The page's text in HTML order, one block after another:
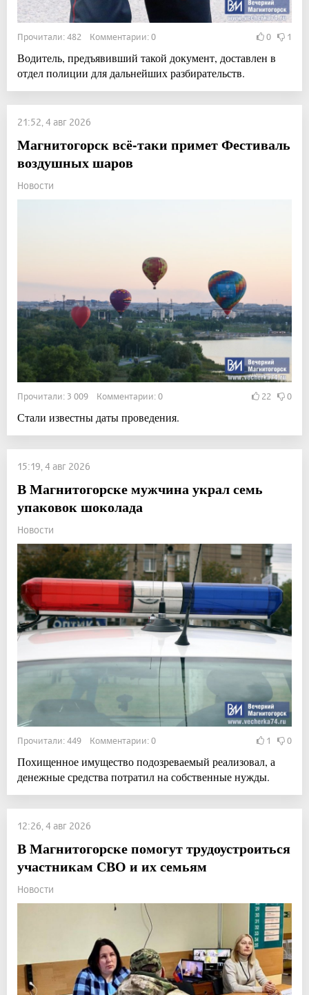
Прочитали: 482 Комментарии: 0 0 1
Водитель, предъявивший такой документ, доставлен в
отдел полиции для дальнейших разбирательств.
21:52, 4 авг 2026
Магнитогорск всё-таки примет Фестиваль
воздушных шаров
Новости
Прочитали: 3 009 Комментарии: 0 22 0
Стали известны даты проведения.
15:19, 4 авг 2026
В Магнитогорске мужчина украл семь
упаковок шоколада
Новости
Прочитали: 449 Комментарии: 0 1 0
Похищенное имущество подозреваемый реализовал, а
денежные средства потратил на собственные нужды.
12:26, 4 авг 2026
В Магнитогорске помогут трудоустроиться
участникам СВО и их семьям
Новости